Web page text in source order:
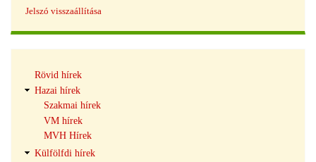
Jelszó visszaállítása
navigáció
Rövid hírek
Hazai hírek
Szakmai hírek
VM hírek
MVH Hírek
Külfölfdi hírek